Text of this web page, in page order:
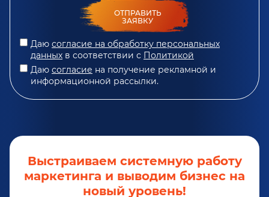
ОТПРАВИТЬ
ЗАЯВКУ
Даю согласие на обработку персональных
данных в соответствии с Политикой
Даю согласие на получение рекламной и
информационной рассылки.
Выстраиваем системную работу
маркетинга и выводим бизнес на
новый уровень!